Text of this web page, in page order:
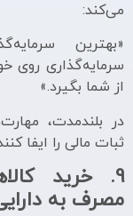
می‌کند:
«بهترین
سرمایه‌گذاری روی
از شما بگیرد.»
در بلندمدت،
ثبات مالی را ایفا
9.
خرید
مصرف به